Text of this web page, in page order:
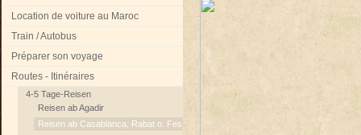
Location de voiture au Maroc
Train / Autobus
Préparer son voyage
Routes - Itinéraires
4-5 Tage-Reisen
Reisen ab Agadir
Reisen ab Casablanca, Rabat o. Fes